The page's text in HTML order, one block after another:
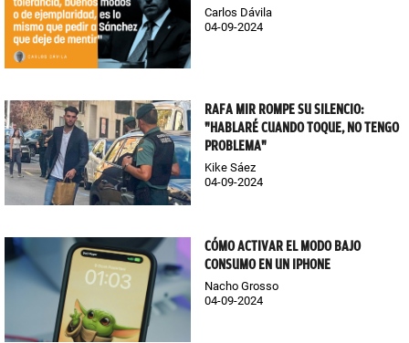
Carlos Dávila
04-09-2024
RAFA MIR ROMPE SU SILENCIO:
"HABLARÉ CUANDO TOQUE, NO TENGO
PROBLEMA"
Kike Sáez
04-09-2024
CÓMO ACTIVAR EL MODO BAJO
CONSUMO EN UN IPHONE
Nacho Grosso
04-09-2024